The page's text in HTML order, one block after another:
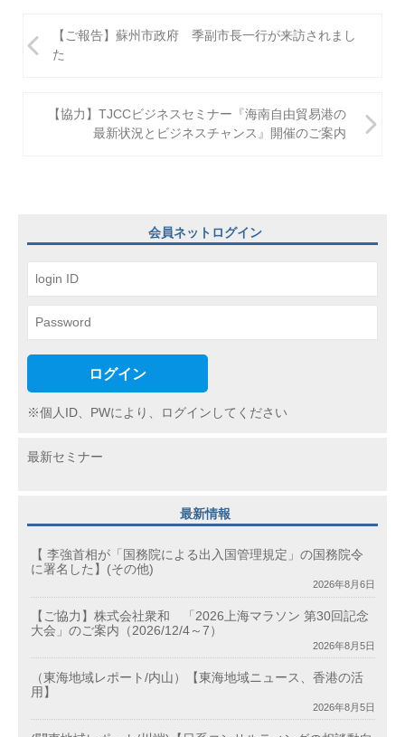
稿
ン
【ご報告】蘇州市政府 季副市長一行が来訪されまし
た
【協力】TJCCビジネスセミナー『海南自由貿易港の
最新状況とビジネスチャンス』開催のご案内
会員ネットログイン
ログイン
※個人ID、PWにより、ログインしてください
最新セミナー
最新情報
【 李強首相が「国務院による出入国管理規定」の国務院令
に署名した】(その他)
2026年8月6日
【ご協力】株式会社衆和 「2026上海マラソン 第30回記念
大会」のご案内（2026/12/4～7）
2026年8月5日
（東海地域レポート/内山）【東海地域ニュース、香港の活
用】
2026年8月5日